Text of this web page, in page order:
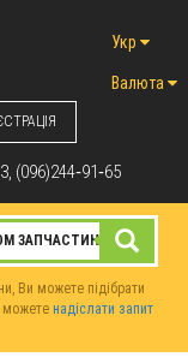
Укр
Валюта
(096)244‑91‑65
Ви можете підібрати
можете надіслати запит